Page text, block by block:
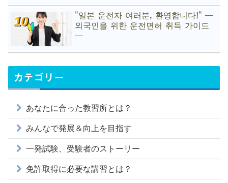
"일본 운전자 여러분, 환영합니다!" —
외국인을 위한 운전면허 취득 가이드
—
カテゴリー
あなたに合った教習所とは？
みんなで発展＆向上を目指す
一発試験、受験者のストーリー
免許取得に必要な講習とは？